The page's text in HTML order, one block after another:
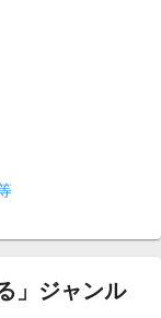
」ジャンル